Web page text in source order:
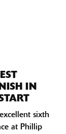
IN
sixth
at Phillip